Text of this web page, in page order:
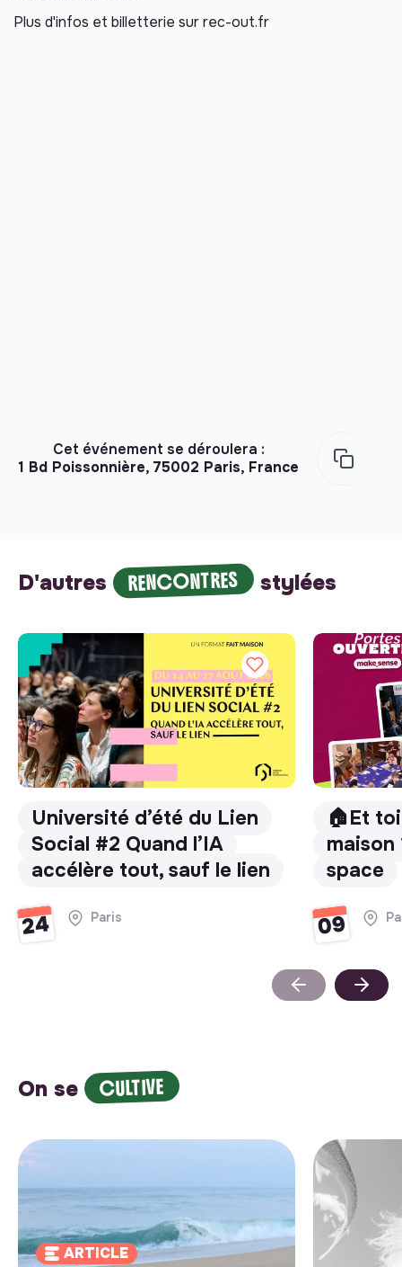
Plus d'infos et billetterie sur rec-out.fr
Cet événement se déroulera :
1 Bd Poissonnière, 75002 Paris, France
D'autres RENCONTRES stylées
Université d’été du Lien
Social #2 Quand l’IA
accélère tout, sauf le lien
24 Paris
🏠Et
maison
space
09
On se CULTIVE
ARTICLE